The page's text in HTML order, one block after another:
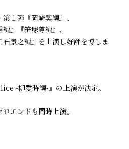
１弾『岡崎契編』、
』『笹塚尊編』、
石景之編』を上演し好評を博しま
-柳愛時編-』の上演が決定。
エンドも同時上演。